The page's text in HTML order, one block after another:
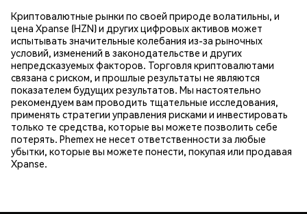
Криптовалютные рынки по своей природе волатильны, и
цена Xpanse (HZN) и других цифровых активов может
испытывать значительные колебания из-за рыночных
условий, изменений в законодательстве и других
непредсказуемых факторов. Торговля криптовалютами
связана с риском, и прошлые результаты не являются
показателем будущих результатов. Мы настоятельно
рекомендуем вам проводить тщательные исследования,
применять стратегии управления рисками и инвестировать
только те средства, которые вы можете позволить себе
потерять. Phemex не несет ответственности за любые
убытки, которые вы можете понести, покупая или продавая
Xpanse.